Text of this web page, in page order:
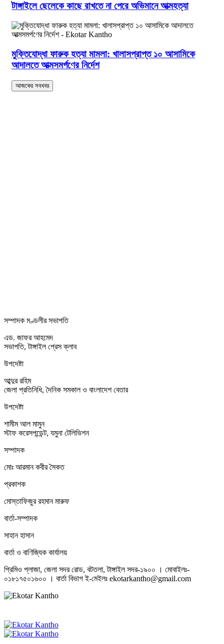
টাঙ্গাইলে ছেলেকে কাছে রাখতে না পেরে অভিমানে আত্মহত্যা
মুক্তিযোদ্ধা ফারুক হত্যা মামলা: খালাসপ্রাপ্ত ১০ আসামিকে
আদালতে আত্মসমর্পণের নির্দেশ
সম্পাদক মণ্ডলীর সভাপতি
এড. জাফর আহমেদ
সভাপতি, টাঙ্গাইল প্রেস ক্লাব
উপদেষ্টা
আব্দুর রহিম
জেলা প্রতিনিধি, দৈনিক সমকাল ও বাংলাদেশ বেতার
উপদেষ্টা
শামীম আল মামুন
স্টাফ করেসপন্ডেন্ট, যমুনা টেলিভিশন
সম্পাদক
মোঃ আরমান কবীর সৈকত
প্রকাশক
মোস্তাফিজুর রহমান মারুফ
বার্তা-সম্পাদক
সাহান হাসান
বার্তা ও বাণিজ্যিক কার্যালয়
প্রিমিও প্লাজা, জেলা সদর রোড, বটতলা, টাঙ্গাইল সদর-১৯০০ । মোবাইলঃ-
০১৮১৭৫০১৬০০ । বার্তা বিভাগ ই-মেইলঃ ekotarkantho@gmail.com